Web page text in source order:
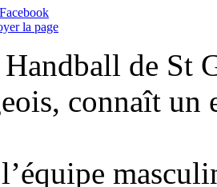
Facebook
la page
de St
connaît un